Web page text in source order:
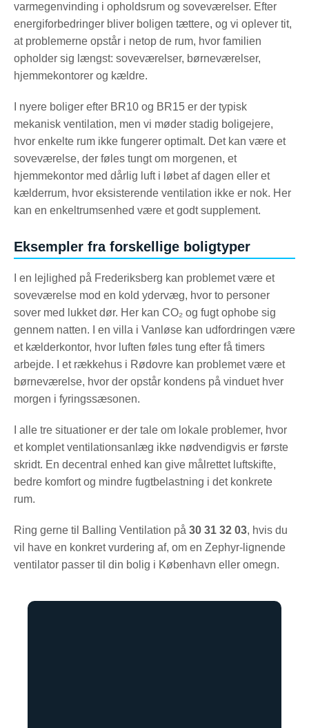
varmegenvinding i opholdsrum og soveværelser. Efter
energiforbedringer bliver boligen tættere, og vi oplever tit,
at problemerne opstår i netop de rum, hvor familien
opholder sig længst: soveværelser, børneværelser,
hjemmekontorer og kældre.
I nyere boliger efter BR10 og BR15 er der typisk
mekanisk ventilation, men vi møder stadig boligejere,
hvor enkelte rum ikke fungerer optimalt. Det kan være et
soveværelse, der føles tungt om morgenen, et
hjemmekontor med dårlig luft i løbet af dagen eller et
kælderrum, hvor eksisterende ventilation ikke er nok. Her
kan en enkeltrumsenhed være et godt supplement.
Eksempler fra forskellige boligtyper
I en lejlighed på Frederiksberg kan problemet være et
soveværelse mod en kold ydervæg, hvor to personer
sover med lukket dør. Her kan CO₂ og fugt ophobe sig
gennem natten. I en villa i Vanløse kan udfordringen være
et kælderkontor, hvor luften føles tung efter få timers
arbejde. I et rækkehus i Rødovre kan problemet være et
børneværelse, hvor der opstår kondens på vinduet hver
morgen i fyringssæsonen.
I alle tre situationer er der tale om lokale problemer, hvor
et komplet ventilationsanlæg ikke nødvendigvis er første
skridt. En decentral enhed kan give målrettet luftskifte,
bedre komfort og mindre fugtbelastning i det konkrete
rum.
Ring gerne til Balling Ventilation på 30 31 32 03, hvis du
vil have en konkret vurdering af, om en Zephyr-lignende
ventilator passer til din bolig i København eller omegn.